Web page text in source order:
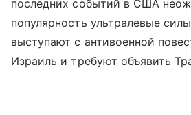
последних событий в США
популярность ультралевые
выступают с антивоенной
Израиль и требуют объявить